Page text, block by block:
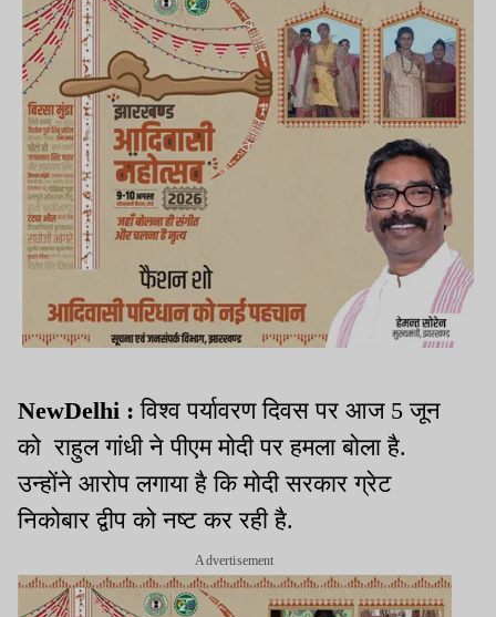
NewDelhi :विश्व पर्यावरण दिवस पर आज 5 जून
को राहुल गांधी ने पीएम मोदी पर हमला बोला है.
उन्होंने आरोप लगाया है कि मोदी सरकार ग्रेट
निकोबार द्वीप को नष्ट कर रही है.
Advertisement